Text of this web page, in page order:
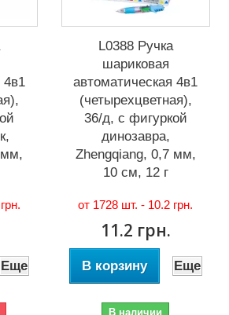
4в1
мм,
Еще
L0388 Ручка
шариковая
автоматическая 4в1
(четырехцветная),
36/д, с фигуркой
динозавра,
Zhengqiang, 0,7 мм,
10 см, 12 г
от 1728 шт. - 10.2 грн.
11.2 грн.
В корзину Еще
В наличии